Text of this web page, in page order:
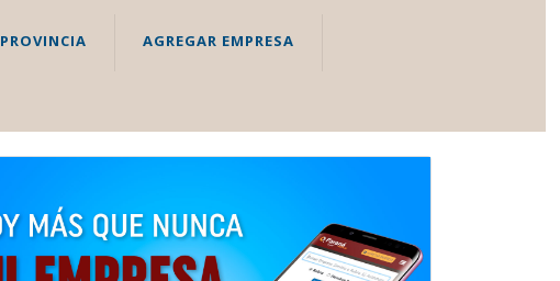
PROVINCIA AGREGAR EMPRESA